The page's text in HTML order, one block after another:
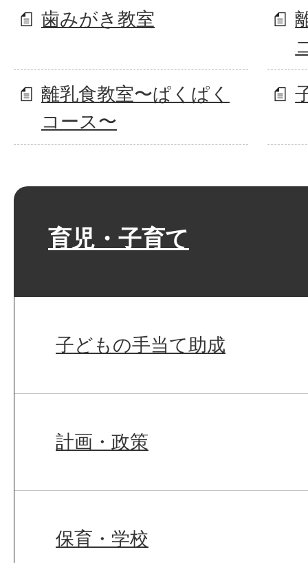
歯みがき教室
離乳食教室〜ぱくぱく
コース〜
育児・子育て
子どもの手当て助成
計画・政策
保育・学校